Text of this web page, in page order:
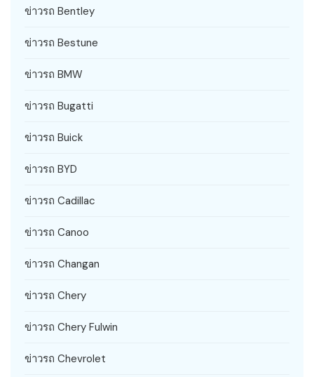
ข่าวรถ Bentley
ข่าวรถ Bestune
ข่าวรถ BMW
ข่าวรถ Bugatti
ข่าวรถ Buick
ข่าวรถ BYD
ข่าวรถ Cadillac
ข่าวรถ Canoo
ข่าวรถ Changan
ข่าวรถ Chery
ข่าวรถ Chery Fulwin
ข่าวรถ Chevrolet